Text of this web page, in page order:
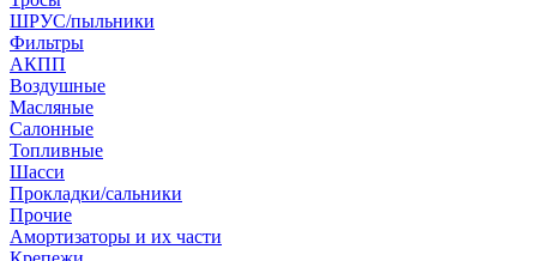
ШРУС/пыльники
Фильтры
АКПП
Воздушные
Масляные
Салонные
Топливные
Шасси
Прокладки/сальники
Прочие
Амортизаторы и их части